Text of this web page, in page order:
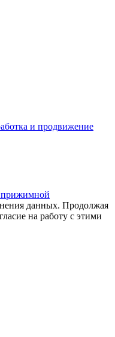
и продвижение
данных. Продолжая
на работу с этими